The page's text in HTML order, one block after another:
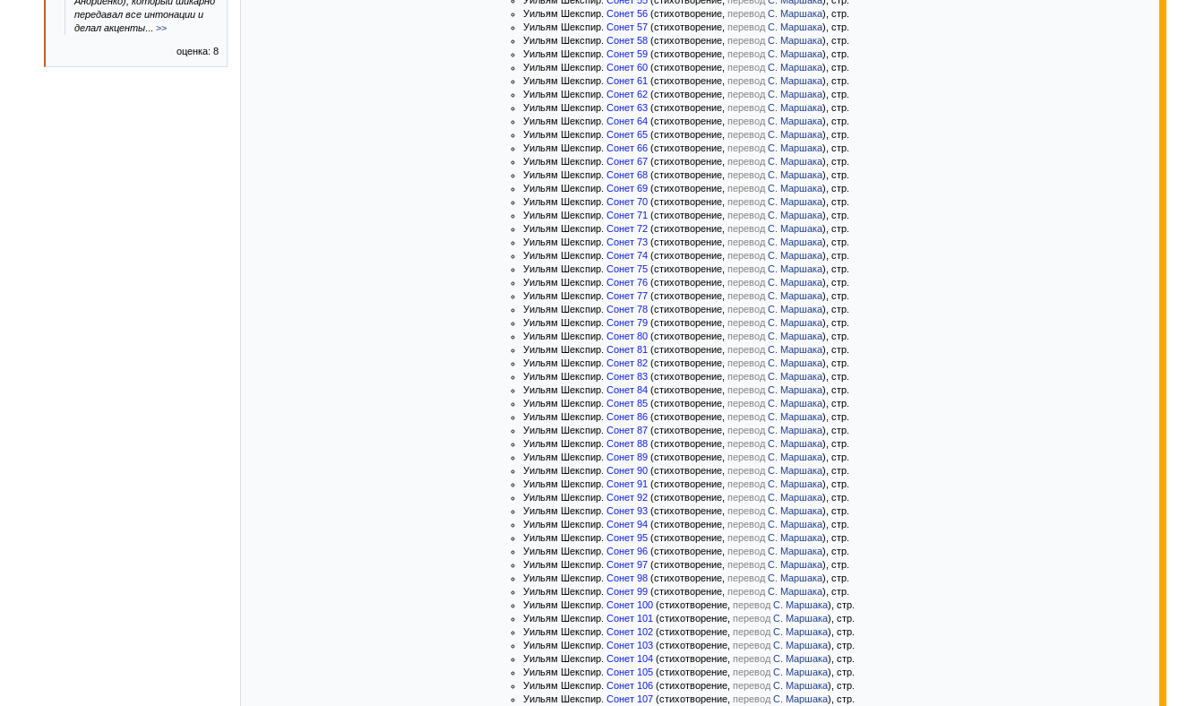
Уильям Шекспир. Сонет 56 (стихотворение, перевод С. Маршака), стр.
Уильям Шекспир. Сонет 57 (стихотворение, перевод С. Маршака), стр.
Уильям Шекспир. Сонет 58 (стихотворение, перевод С. Маршака), стр.
Уильям Шекспир. Сонет 59 (стихотворение, перевод С. Маршака), стр.
Уильям Шекспир. Сонет 60 (стихотворение, перевод С. Маршака), стр.
Уильям Шекспир. Сонет 61 (стихотворение, перевод С. Маршака), стр.
Уильям Шекспир. Сонет 62 (стихотворение, перевод С. Маршака), стр.
Уильям Шекспир. Сонет 63 (стихотворение, перевод С. Маршака), стр.
Уильям Шекспир. Сонет 64 (стихотворение, перевод С. Маршака), стр.
Уильям Шекспир. Сонет 65 (стихотворение, перевод С. Маршака), стр.
Уильям Шекспир. Сонет 66 (стихотворение, перевод С. Маршака), стр.
Уильям Шекспир. Сонет 67 (стихотворение, перевод С. Маршака), стр.
Уильям Шекспир. Сонет 68 (стихотворение, перевод С. Маршака), стр.
Уильям Шекспир. Сонет 69 (стихотворение, перевод С. Маршака), стр.
Уильям Шекспир. Сонет 70 (стихотворение, перевод С. Маршака), стр.
Уильям Шекспир. Сонет 71 (стихотворение, перевод С. Маршака), стр.
Уильям Шекспир. Сонет 72 (стихотворение, перевод С. Маршака), стр.
Уильям Шекспир. Сонет 73 (стихотворение, перевод С. Маршака), стр.
Уильям Шекспир. Сонет 74 (стихотворение, перевод С. Маршака), стр.
Уильям Шекспир. Сонет 75 (стихотворение, перевод С. Маршака), стр.
Уильям Шекспир. Сонет 76 (стихотворение, перевод С. Маршака), стр.
Уильям Шекспир. Сонет 77 (стихотворение, перевод С. Маршака), стр.
Уильям Шекспир. Сонет 78 (стихотворение, перевод С. Маршака), стр.
Уильям Шекспир. Сонет 79 (стихотворение, перевод С. Маршака), стр.
Уильям Шекспир. Сонет 80 (стихотворение, перевод С. Маршака), стр.
Уильям Шекспир. Сонет 81 (стихотворение, перевод С. Маршака), стр.
Уильям Шекспир. Сонет 82 (стихотворение, перевод С. Маршака), стр.
Уильям Шекспир. Сонет 83 (стихотворение, перевод С. Маршака), стр.
Уильям Шекспир. Сонет 84 (стихотворение, перевод С. Маршака), стр.
Уильям Шекспир. Сонет 85 (стихотворение, перевод С. Маршака), стр.
Уильям Шекспир. Сонет 86 (стихотворение, перевод С. Маршака), стр.
Уильям Шекспир. Сонет 87 (стихотворение, перевод С. Маршака), стр.
Уильям Шекспир. Сонет 88 (стихотворение, перевод С. Маршака), стр.
Уильям Шекспир. Сонет 89 (стихотворение, перевод С. Маршака), стр.
Уильям Шекспир. Сонет 90 (стихотворение, перевод С. Маршака), стр.
Уильям Шекспир. Сонет 91 (стихотворение, перевод С. Маршака), стр.
Уильям Шекспир. Сонет 92 (стихотворение, перевод С. Маршака), стр.
Уильям Шекспир. Сонет 93 (стихотворение, перевод С. Маршака), стр.
Уильям Шекспир. Сонет 94 (стихотворение, перевод С. Маршака), стр.
Уильям Шекспир. Сонет 95 (стихотворение, перевод С. Маршака), стр.
Уильям Шекспир. Сонет 96 (стихотворение, перевод С. Маршака), стр.
Уильям Шекспир. Сонет 97 (стихотворение, перевод С. Маршака), стр.
Уильям Шекспир. Сонет 98 (стихотворение, перевод С. Маршака), стр.
Уильям Шекспир. Сонет 99 (стихотворение, перевод С. Маршака), стр.
Уильям Шекспир. Сонет 100 (стихотворение, перевод С. Маршака), стр.
Уильям Шекспир. Сонет 101 (стихотворение, перевод С. Маршака), стр.
Уильям Шекспир. Сонет 102 (стихотворение, перевод С. Маршака), стр.
Уильям Шекспир. Сонет 103 (стихотворение, перевод С. Маршака), стр.
Уильям Шекспир. Сонет 104 (стихотворение, перевод С. Маршака), стр.
Уильям Шекспир. Сонет 105 (стихотворение, перевод С. Маршака), стр.
Уильям Шекспир. Сонет 106 (стихотворение, перевод С. Маршака), стр.
Уильям Шекспир. Сонет 107 (стихотворение, перевод С. Маршака), стр.
передавал все интонации и
делал акценты
>>
оценка: 8